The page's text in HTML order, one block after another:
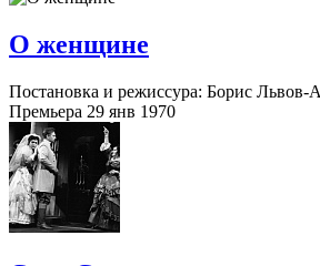
О женщине
Постановка и режиссура: Борис Львов-
Премьера 29 янв 1970